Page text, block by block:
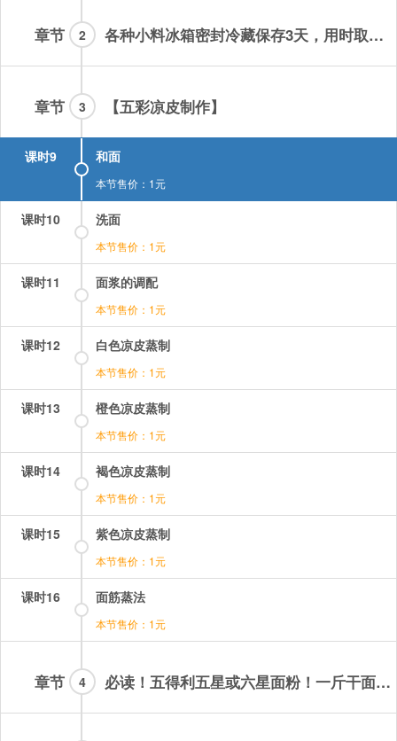
章节 各种小料冰箱密封冷藏保存3天，用时取用出一部分，大蒜水当天用完，麻酱当天用完！！！
2
章节 【五彩凉皮制作】
3
课时9 和面
本节售价：1元
课时10 洗面
本节售价：1元
课时11 面浆的调配
本节售价：1元
课时12 白色凉皮蒸制
本节售价：1元
课时13 橙色凉皮蒸制
本节售价：1元
课时14 褐色凉皮蒸制
本节售价：1元
课时15 紫色凉皮蒸制
本节售价：1元
课时16 面筋蒸法
本节售价：1元
章节 必读！五得利五星或六星面粉！一斤干面粉，充分洗面，充分沉淀，然后倒出多余清水，最后剩下的面浆不能超过2.5斤，要保证每个步骤充分完成，高筋面粉，蒸制时间1.5-2分钟严控，中途不要打开盖子，各个步骤不要估算！必须精准！
4